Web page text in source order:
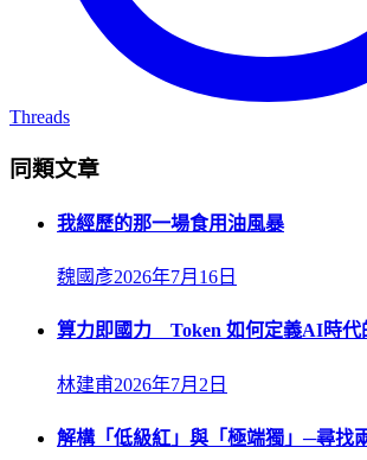
Threads
同類文章
我經歷的那一場食用油風暴
魏國彥2026年7月16日
算力即國力 Token 如何定義AI時代
林建甫2026年7月2日
解構「低級紅」與「極端獨」─尋找